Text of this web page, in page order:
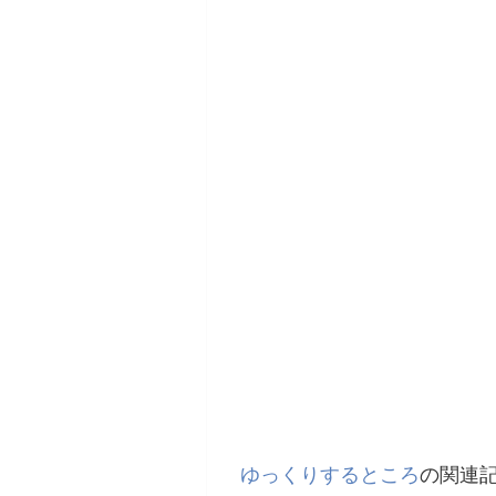
ゆっくりするところの関連